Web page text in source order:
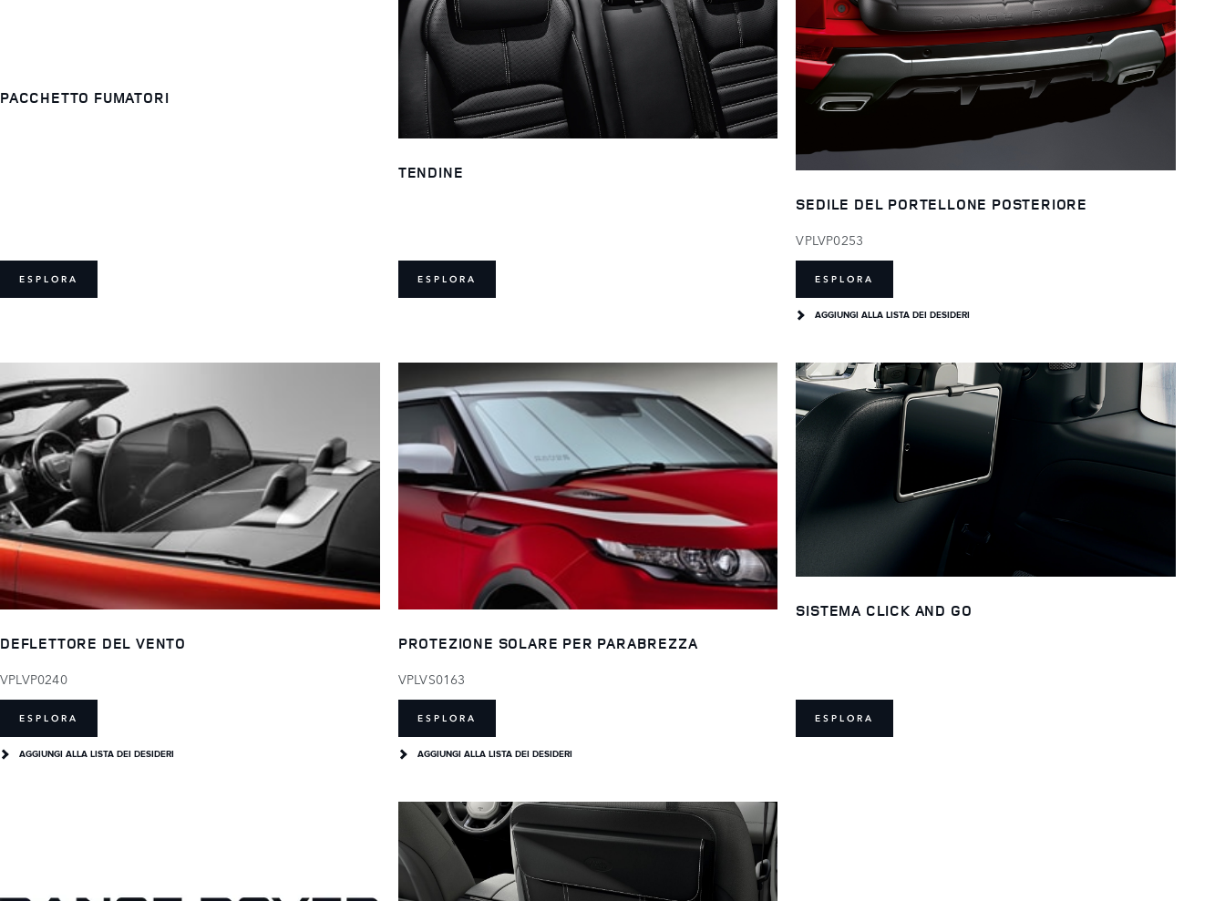
PACCHETTO FUMATORI
ESPLORA
TENDINE
ESPLORA
SEDILE DEL PORTELLONE POSTERIORE
VPLVP0253
ESPLORA
AGGIUNGI ALLA LISTA DEI DESIDERI
DEFLETTORE DEL VENTO
VPLVP0240
ESPLORA
AGGIUNGI ALLA LISTA DEI DESIDERI
PROTEZIONE SOLARE PER PARABREZZA
VPLVS0163
ESPLORA
AGGIUNGI ALLA LISTA DEI DESIDERI
SISTEMA CLICK AND GO
ESPLORA